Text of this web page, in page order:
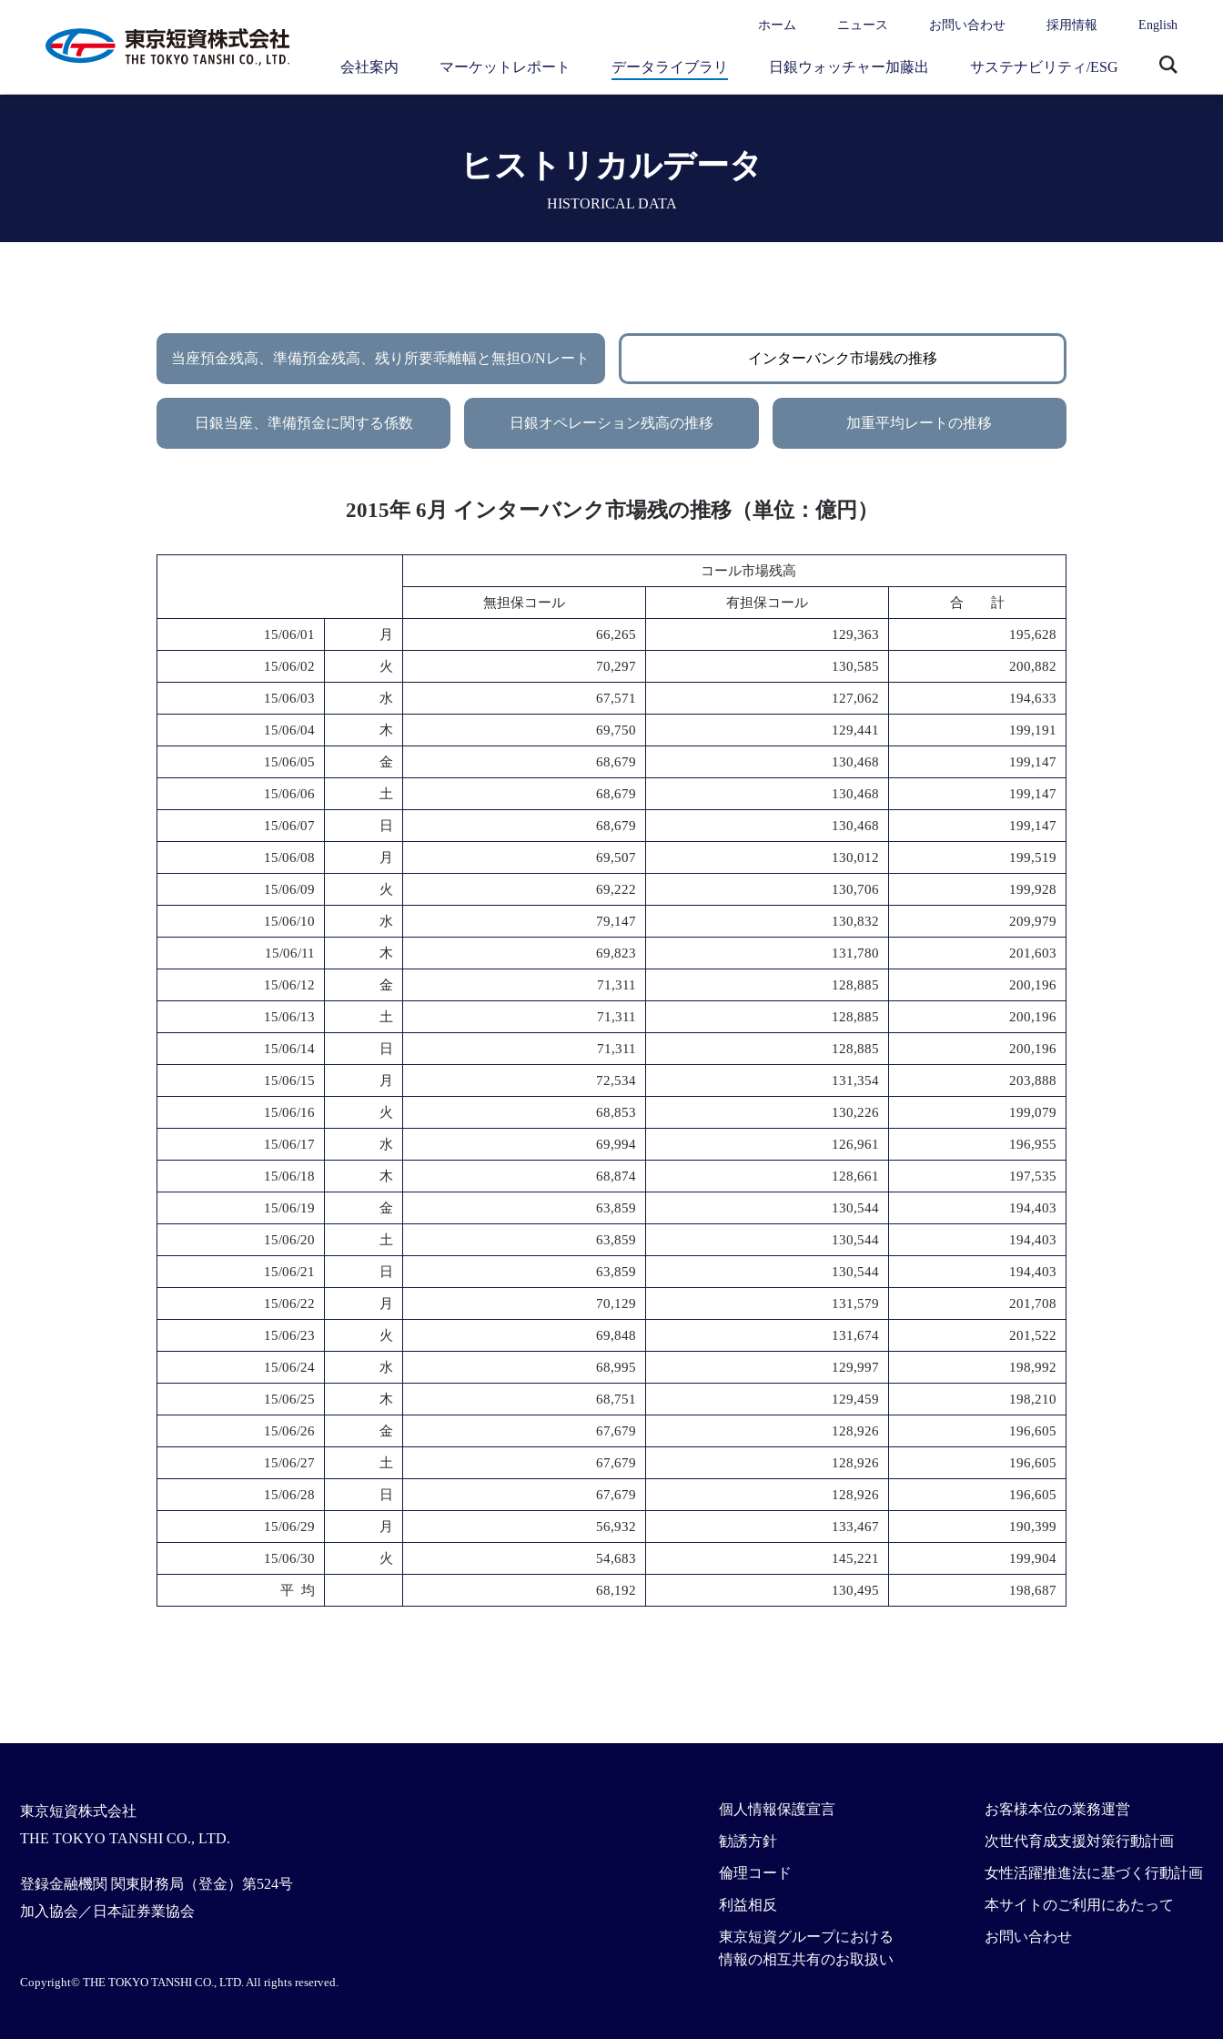
ホーム ニュース お問い合わせ 採用情報 English
会社案内 マーケットレポート データライブラリ 日銀ウォッチャー加藤出 サステナビリティ/ESG
ヒストリカルデータ
HISTORICAL DATA
当座預金残高、準備預金残高、残り所要乖離幅と無担O/Nレート インターバンク市場残の推移
日銀当座、準備預金に関する係数 日銀オペレーション残高の推移 加重平均レートの推移
2015年 6月 インターバンク市場残の推移（単位：億円）
コール市場残高
無担保コール 有担保コール 合 計
15/06/01 月 66,265 129,363 195,628
15/06/02 火 70,297 130,585 200,882
15/06/03 水 67,571 127,062 194,633
15/06/04 木 69,750 129,441 199,191
15/06/05 金 68,679 130,468 199,147
15/06/06 土 68,679 130,468 199,147
15/06/07 日 68,679 130,468 199,147
15/06/08 月 69,507 130,012 199,519
15/06/09 火 69,222 130,706 199,928
15/06/10 水 79,147 130,832 209,979
15/06/11 木 69,823 131,780 201,603
15/06/12 金 71,311 128,885 200,196
15/06/13 土 71,311 128,885 200,196
15/06/14 日 71,311 128,885 200,196
15/06/15 月 72,534 131,354 203,888
15/06/16 火 68,853 130,226 199,079
15/06/17 水 69,994 126,961 196,955
15/06/18 木 68,874 128,661 197,535
15/06/19 金 63,859 130,544 194,403
15/06/20 土 63,859 130,544 194,403
15/06/21 日 63,859 130,544 194,403
15/06/22 月 70,129 131,579 201,708
15/06/23 火 69,848 131,674 201,522
15/06/24 水 68,995 129,997 198,992
15/06/25 木 68,751 129,459 198,210
15/06/26 金 67,679 128,926 196,605
15/06/27 土 67,679 128,926 196,605
15/06/28 日 67,679 128,926 196,605
15/06/29 月 56,932 133,467 190,399
15/06/30 火 54,683 145,221 199,904
平 均 68,192 130,495 198,687
東京短資株式会社
THE TOKYO TANSHI CO., LTD.
登録金融機関 関東財務局（登金）第524号
加入協会／日本証券業協会
個人情報保護宣言
勧誘方針
倫理コード
利益相反
東京短資グループにおける
情報の相互共有のお取扱い
お客様本位の業務運営
次世代育成支援対策行動計画
女性活躍推進法に基づく行動計画
本サイトのご利用にあたって
お問い合わせ
Copyright© THE TOKYO TANSHI CO., LTD. All rights reserved.